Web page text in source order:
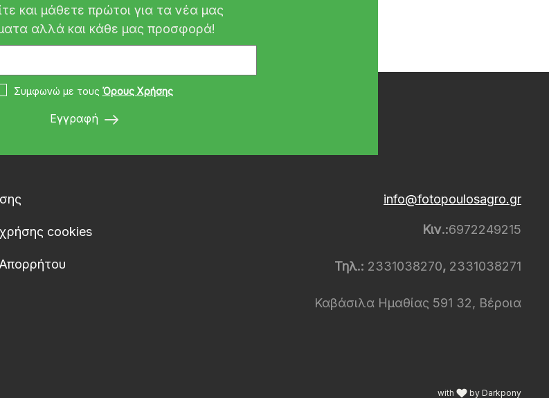
και μάθετε πρώτοι για τα νέα μας
αλλά και κάθε μας προσφορά!
Συμφωνώ με τους Όρους Χρήσης
Εγγραφή
cookies
info@fotopoulosagro.gr
Κιν.:6972249215
Τηλ.: 2331038270, 2331038271
Καβάσιλα Ημαθίας 591 32, Βέροια
with by Darkpony